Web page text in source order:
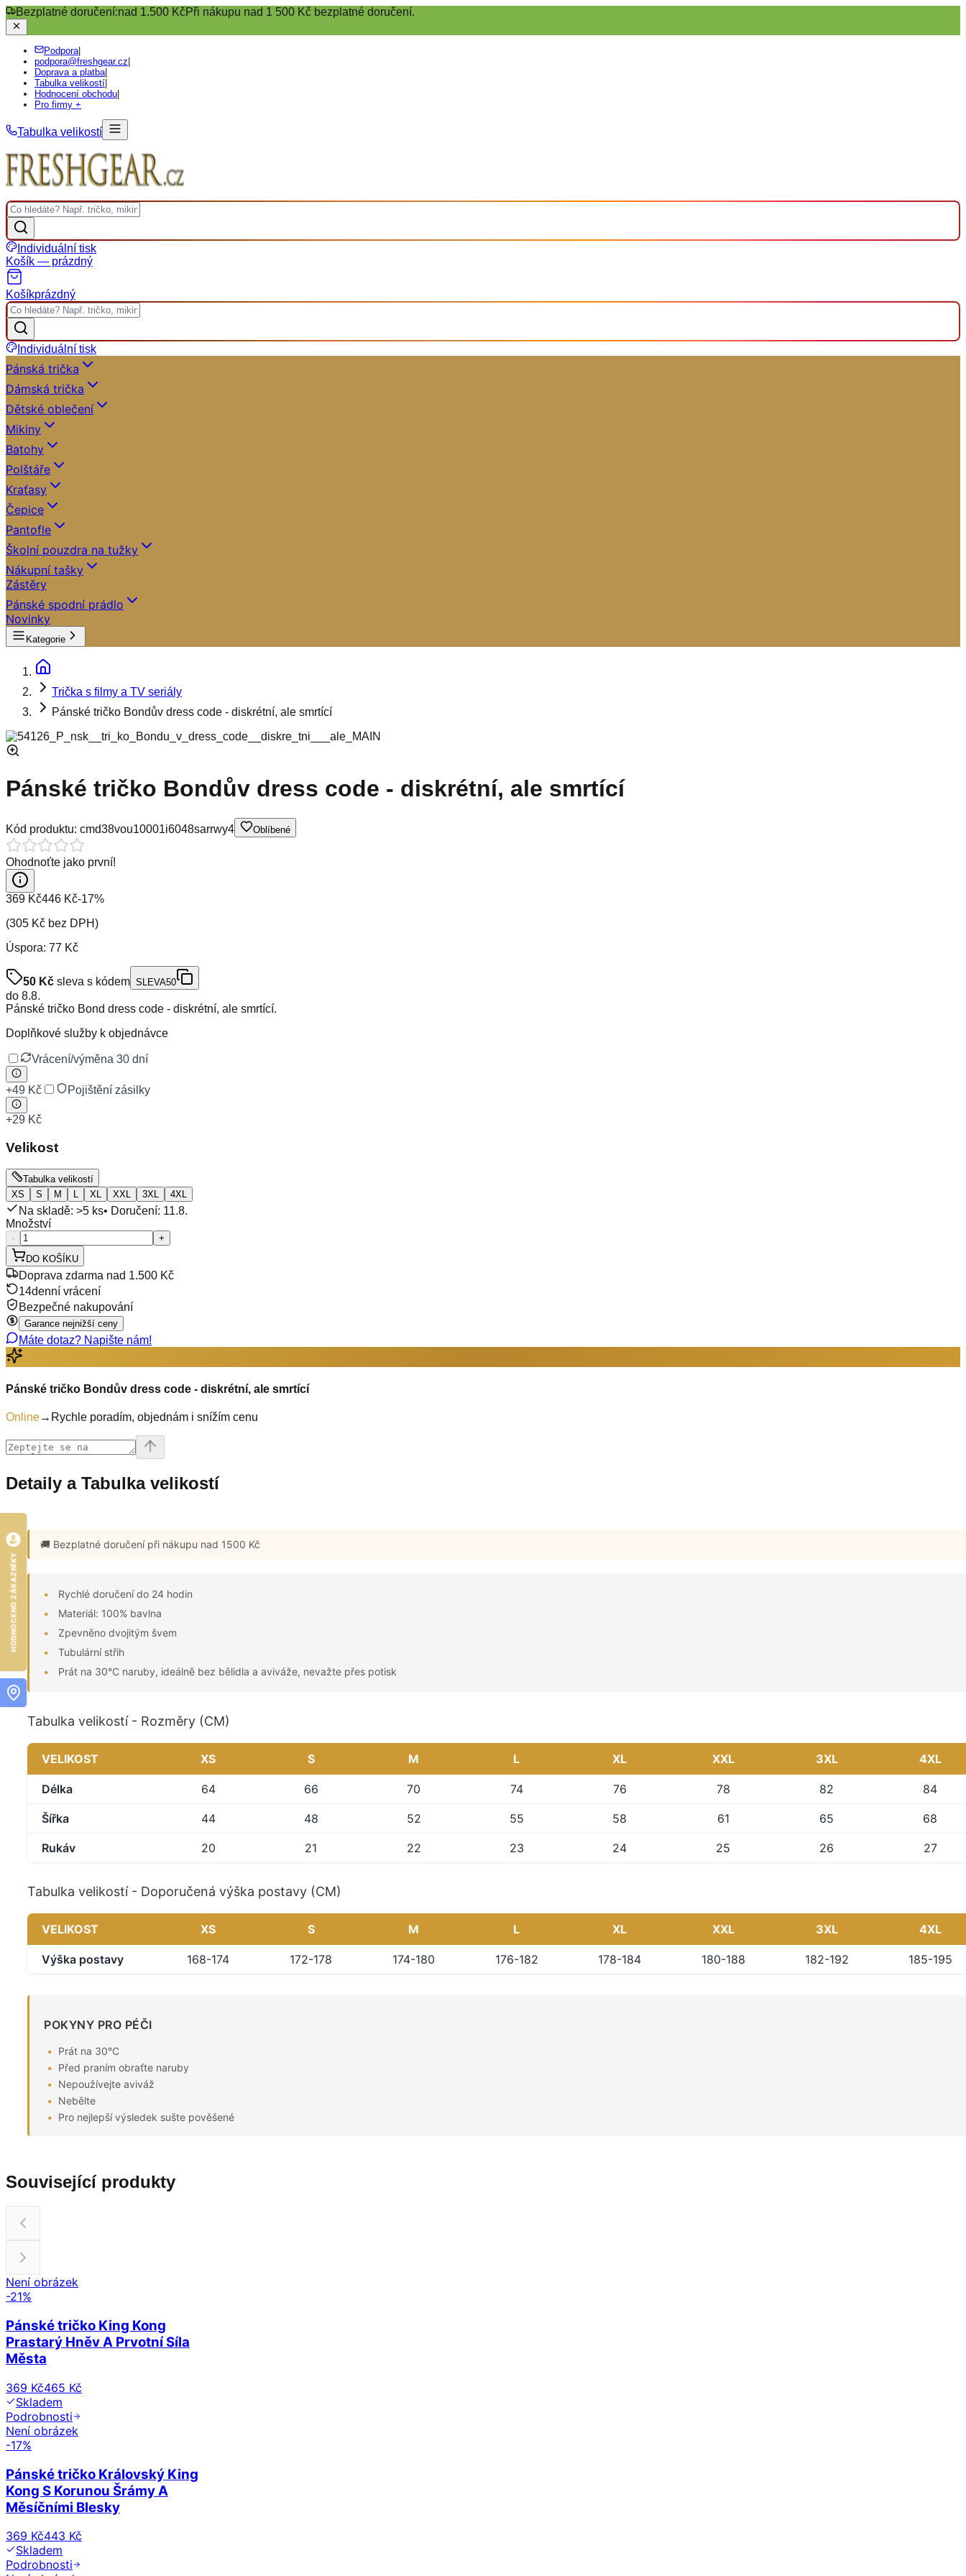
Bezplatné doručení:nad 1.500 KčPři nákupu nad 1 500 Kč bezplatné doručení.
Podpora|
podpora@freshgear.cz
Doprava a platba|
Tabulka velikostí
Hodnocení obchodu
Pro firmy +
Tabulka velikostí
Individuální tisk
Košík — prázdný
Košíkprázdný
Individuální tisk
Pánská trička
Dámská trička
Dětské oblečení
Mikiny
Batohy
Polštáře
Kraťasy
Čepice
Pantofle
Školní pouzdra na tužky
Nákupní tašky
Zástěry
Pánské spodní prádlo
Novinky
Kategorie
Trička s filmy a TV seriály
Pánské tričko Bondův dress code - diskrétní, ale smrtící
Pánské tričko Bondův dress code - diskrétní, ale smrtící
Kód produktu: cmd38vou10001i6048sarrwy4 Oblíbené
Ohodnoťte jako první!
369 Kč446 Kč-17%
(305 Kč bez DPH)
Úspora: 77 Kč
50 Kč sleva s kódem SLEVA50
do 8.8.
Pánské tričko Bond dress code - diskrétní, ale smrtící.
Doplňkové služby k objednávce
Vrácení/výměna 30 dní
+49 Kč Pojištění zásilky
+29 Kč
Velikost
Tabulka velikostí
XS
S M L XL XXL 3XL 4XL
Na skladě: >5 ks• Doručení: 11.8.
Množství
-
+
DO KOŠÍKU
Doprava zdarma nad 1.500 Kč
14denní vrácení
Bezpečné nakupování
Garance nejnižší ceny
Máte dotaz? Napište nám!
Pánské tričko Bondův dress code - diskrétní, ale smrtící
Online→ Rychle poradím, objednám i snížím cenu
Detaily a Tabulka velikostí
🚚 Bezplatné doručenípři nákupu nad 1500 Kč
Rychlé doručení do 24 hodin
Materiál: 100% bavlna
Zpevněno dvojitým švem
Tubulární střih
Prát na 30°C naruby, ideálně bez bělidla a aviváže, nevažte přes potisk
Tabulka velikostí - Rozměry (CM)
VELIKOST XS S M L XL XXL 3XL 4XL
Délka 64 66 70 74 76 78 82 84
Šířka 44 48 52 55 58 61 65 68
Rukáv 20 21 22 23 24 25 26 27
Tabulka velikostí - Doporučená výška postavy (CM)
VELIKOST XS S M L XL XXL 3XL 4XL
Výška postavy 168-174 172-178 174-180 176-182 178-184 180-188 182-192 185-195
POKYNY PRO PÉČI
Prát na 30°C
Před praním obraťte naruby
Nepoužívejte aviváž
Nebělte
Pro nejlepší výsledek sušte pověšené
Související produkty
Není obrázek
-21%
Pánské tričko King Kong
Prastarý Hněv A Prvotní Síla
Města
369 Kč465 Kč
Skladem
Podrobnosti
Není obrázek
-17%
Pánské tričko Královský King
Kong S Korunou Šrámy A
Měsíčními Blesky
369 Kč443 Kč
Skladem
Podrobnosti
HODNOCENO ZÁKAZNÍKY